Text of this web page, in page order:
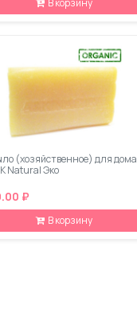
(хозяйственное) для дома
Natural Эко
₽
В корзину